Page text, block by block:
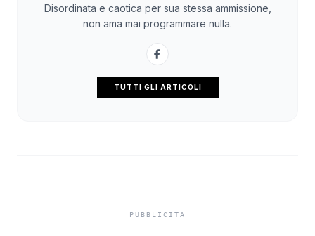
Disordinata e caotica per sua stessa ammissione,
non ama mai programmare nulla.
TUTTI GLI ARTICOLI